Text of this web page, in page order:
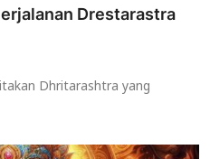
Drestarastra
Dhritarashtra yang